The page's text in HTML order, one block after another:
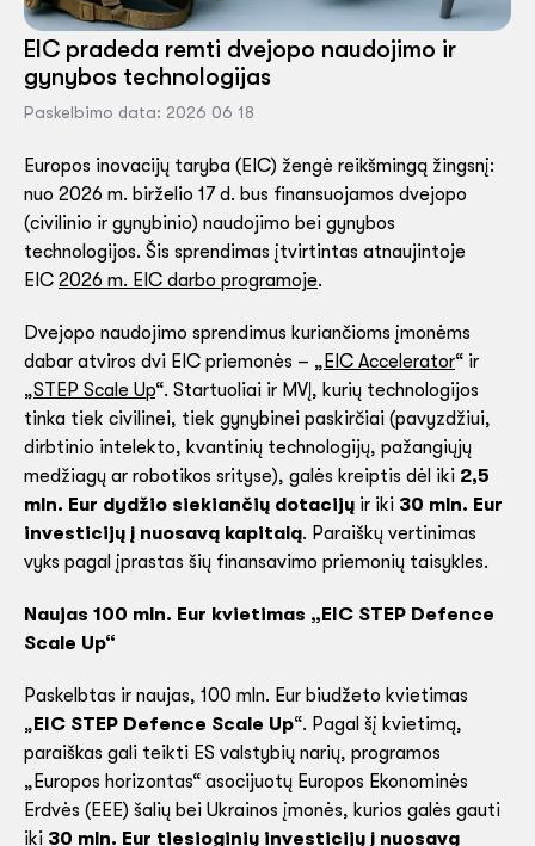
EIC pradeda remti dvejopo naudojimo ir
gynybos technologijas
Paskelbimo data: 2026 06 18
Europos inovacijų taryba (EIC) žengė reikšmingą žingsnį:
nuo 2026 m. birželio 17 d. bus finansuojamos dvejopo
(civilinio ir gynybinio) naudojimo bei gynybos
technologijos. Šis sprendimas įtvirtintas atnaujintoje
EIC 2026 m. EIC darbo programoje.
Dvejopo naudojimo sprendimus kuriančioms įmonėms
dabar atviros dvi EIC priemonės – „ EIC Accelerator“ ir
„STEP Scale Up“. Startuoliai ir MVĮ, kurių technologijos
tinka tiek civilinei, tiek gynybinei paskirčiai (pavyzdžiui,
dirbtinio intelekto, kvantinių technologijų, pažangiųjų
medžiagų ar robotikos srityse), galės kreiptis dėl iki 2,5
mln. Eur dydžio siekiančių dotacijų ir iki 30 mln. Eur
investicijų į nuosavą kapitalą. Paraiškų vertinimas
vyks pagal įprastas šių finansavimo priemonių taisykles.
Naujas 100 mln. Eur kvietimas „EIC STEP Defence
Scale Up“
Paskelbtas ir naujas, 100 mln. Eur biudžeto kvietimas
„EIC STEP Defence Scale Up“. Pagal šį kvietimą,
paraiškas gali teikti ES valstybių narių, programos
„Europos horizontas“ asocijuotų Europos Ekonominės
Erdvės (EEE) šalių bei Ukrainos įmonės, kurios galės gauti
iki 30 mln. Eur tiesioginių investicijų į nuosavą